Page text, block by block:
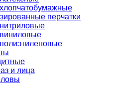
перчатки
и лица